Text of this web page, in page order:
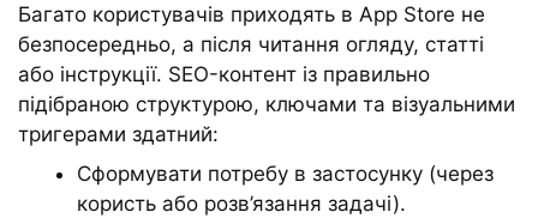
Багато користувачів приходять в App Store не
безпосередньо, а після читання огляду, статті
або інструкції. SEO-контент із правильно
підібраною структурою, ключами та візуальними
тригерами здатний:
Сформувати потребу в застосунку (через
користь або розв’язання задачі).